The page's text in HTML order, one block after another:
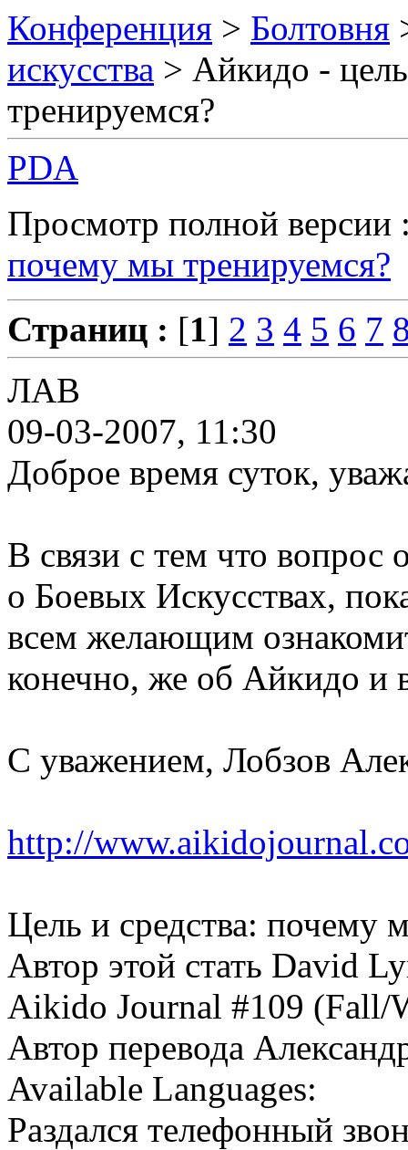
Конференция > Болтовня
искусства > Айкидо -
тренируемся?
PDA
Просмотр полной
почему мы тренируемся?
Страниц : [1] 2 3 4 5 6 7
ЛАВ
09-03-2007, 11:30
Доброе время суток,
В связи с тем что вопрос
о Боевых Искусствах,
всем желающим
конечно, же об Айкидо и
С уважением, Лобзов
http://
Цель и средства: почему
Автор этой стать David
Aikido Journal #109 (Fall/
Автор перевода
Available Languages:
Раздался телефонный